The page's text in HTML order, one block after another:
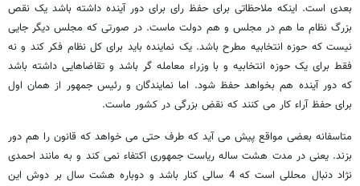
بعدی است. اینکه ملاحظاتی برای حفظ رای برای دور آینده داشته باشد یک نقص
بزرگ نظام ما هم در مجلس و هم دولت ماست. در صورتی که مجلس دیگر جایی
نیست که حوزه انتخابیه مطرح باشد. یک نماینده باید برای کل نظام فکر کند و نه
فقط برای یک حوزه انتخابیه و با وزراء معامله گر باشد و تقاضاهایی داشته باشد
که دور آینده هم بخواهد حفظ شود. اما نمایندگان و رئیس جمهور از همان اول
برای حفظ آراء کار می کنند که نقض بزرگی در کشور ماست.
متاسفانه بعضی مواقع پیش می آید که طرف حتی می خواهد که قانون را هم دور
بزند. یعنی در مدت هشت ساله ریاست جمهوری اکتفاء نمی کند و به مانند احمدی
نژاد دنبال محللی است که 4 سالی کنار باشد و دوباره هشت سال بر دوش این